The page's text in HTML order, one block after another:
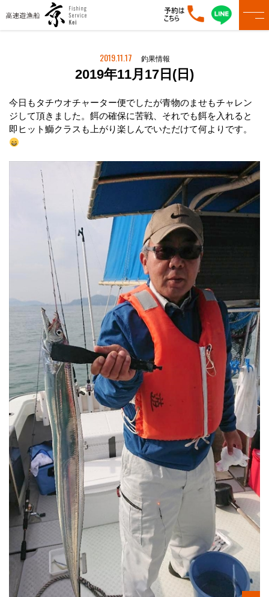
2019.11.17 釣果情報
2019年11月17日(日)
今日もタチウオチャーター便でしたが青物のませもチャレン
ジして頂きました。餌の確保に苦戦、それでも餌を入れると
即ヒット鰤クラスも上がり楽しんでいただけて何よりです。